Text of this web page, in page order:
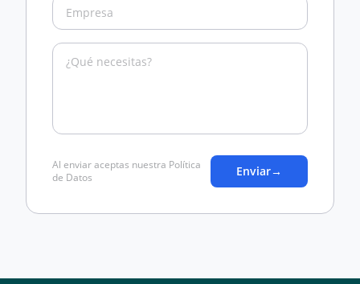
Al enviar aceptas nuestra Política
de Datos
Enviar→